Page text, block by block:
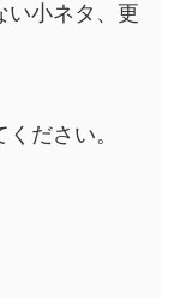
い小ネタ、更
ださい。